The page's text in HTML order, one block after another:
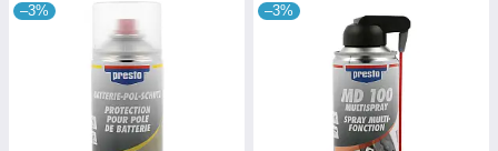
–3% –3%